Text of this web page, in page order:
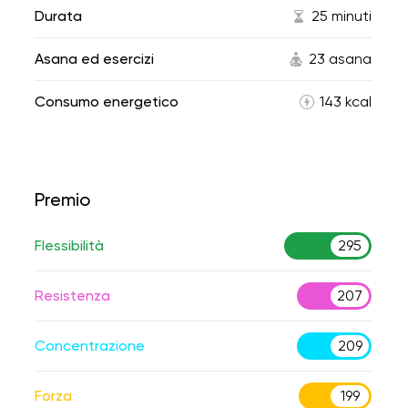
Durata 25 minuti
Asana ed esercizi 23 asana
Consumo energetico 143 kcal
Premio
Flessibilità 295
Resistenza 207
Concentrazione 209
Forza 199